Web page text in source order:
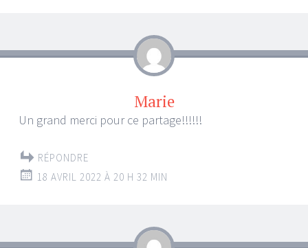
Marie
Un grand merci pour ce partage!!!!!!
RÉPONDRE
18 AVRIL 2022 À 20 H 32 MIN